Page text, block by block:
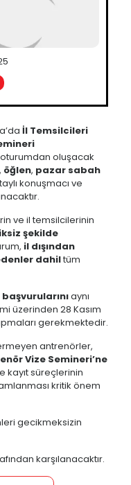
İl Temsilcileri
oluşacak
, öğlen, pazar sabah
konuşmacı ve
ve il temsilcilerinin
şekilde
il dışından
dahiltüm
aynı
üzerinden 28 Kasım
gerekmektedir.
antrenörler,
Vize Semineri’ne
kayıt süreçlerinin
kritik önem
gecikmeksizin
karşılanacaktır.